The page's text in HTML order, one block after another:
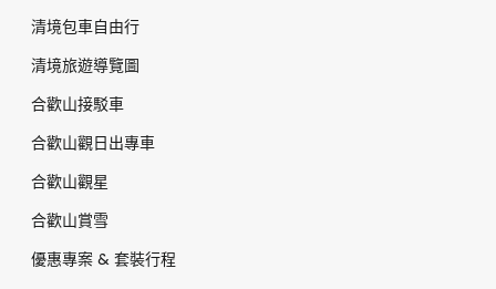
清境包車自由行
清境旅遊導覽圖
合歡山接駁車
合歡山觀日出專車
合歡山觀星
合歡山賞雪
優惠專案 & 套裝行程